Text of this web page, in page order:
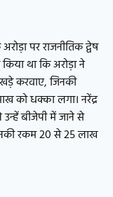
पर राजनीतिक द्वेष
था कि अरोड़ा ने
करवाए, जिनकी
को धक्का लगा। नरेंद्र
बीजेपी में जाने से
रकम 20 से 25 लाख